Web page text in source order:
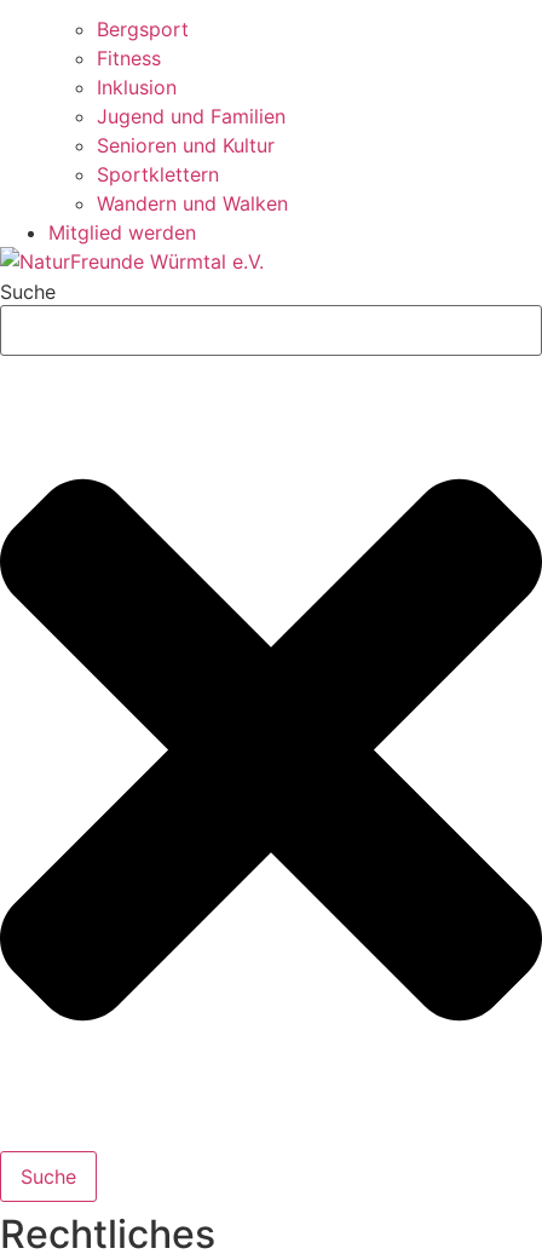
Bergsport
Fitness
Inklusion
Jugend und Familien
Senioren und Kultur
Sportklettern
Wandern und Walken
Mitglied werden
Suche
Suche
Rechtliches